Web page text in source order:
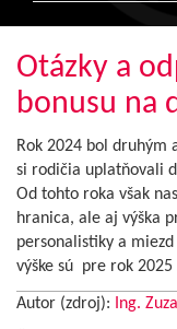
Otázky a
bonusu na
Rok 2024 bol druhým
si rodičia uplatňovali
Od tohto roka však
hranica, ale aj výška
personalistiky a
výške sú pre rok
Autor (zdroj): Ing.